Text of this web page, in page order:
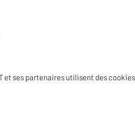
sur
et ses partenaires utilisent des